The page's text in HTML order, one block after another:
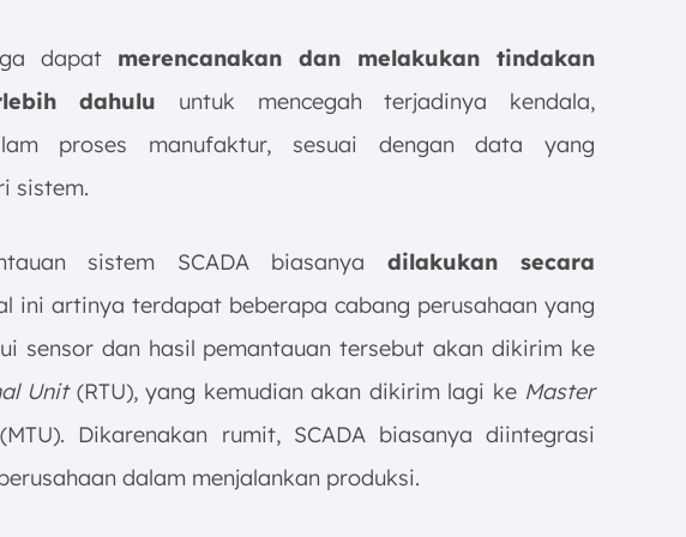
dapat merencanakan dan melakukan tindakan
dahulu untuk mencegah terjadinya kendala,
proses manufaktur, sesuai dengan data yang
sistem.
sistem SCADA biasanya dilakukan secara
ini artinya terdapat beberapa cabang perusahaan yang
sensor dan hasil pemantauan tersebut akan dikirim ke
Unit(RTU), yang kemudian akan dikirim lagi ke Master
Dikarenakan rumit, SCADA biasanya diintegrasi
dalam menjalankan produksi.